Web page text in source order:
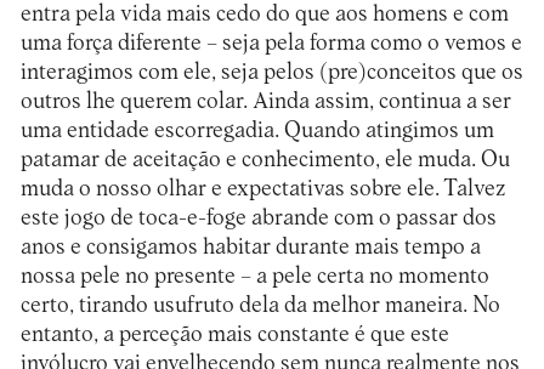
entra pela vida mais cedo do que aos homens e com
uma força diferente – seja pela forma como o vemos e
interagimos com ele, seja pelos (pre)conceitos que os
outros lhe querem colar. Ainda assim, continua a ser
uma entidade escorregadia. Quando atingimos um
patamar de aceitação e conhecimento, ele muda. Ou
muda o nosso olhar e expectativas sobre ele. Talvez
este jogo de toca-e-foge abrande com o passar dos
anos e consigamos habitar durante mais tempo a
nossa pele no presente – a pele certa no momento
certo, tirando usufruto dela da melhor maneira. No
entanto, a perceção mais constante é que este
invólucro vai envelhecendo sem nunca realmente nos